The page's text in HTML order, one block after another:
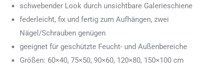
schwebender Look durch unsichtbare Galerieschiene
federleicht, fix und fertig zum Aufhängen, zwei
Nägel/Schrauben genügen
geeignet für geschützte Feucht- und Außenbereiche
Größen: 60×40, 75×50, 90×60, 120×80, 150×100 cm